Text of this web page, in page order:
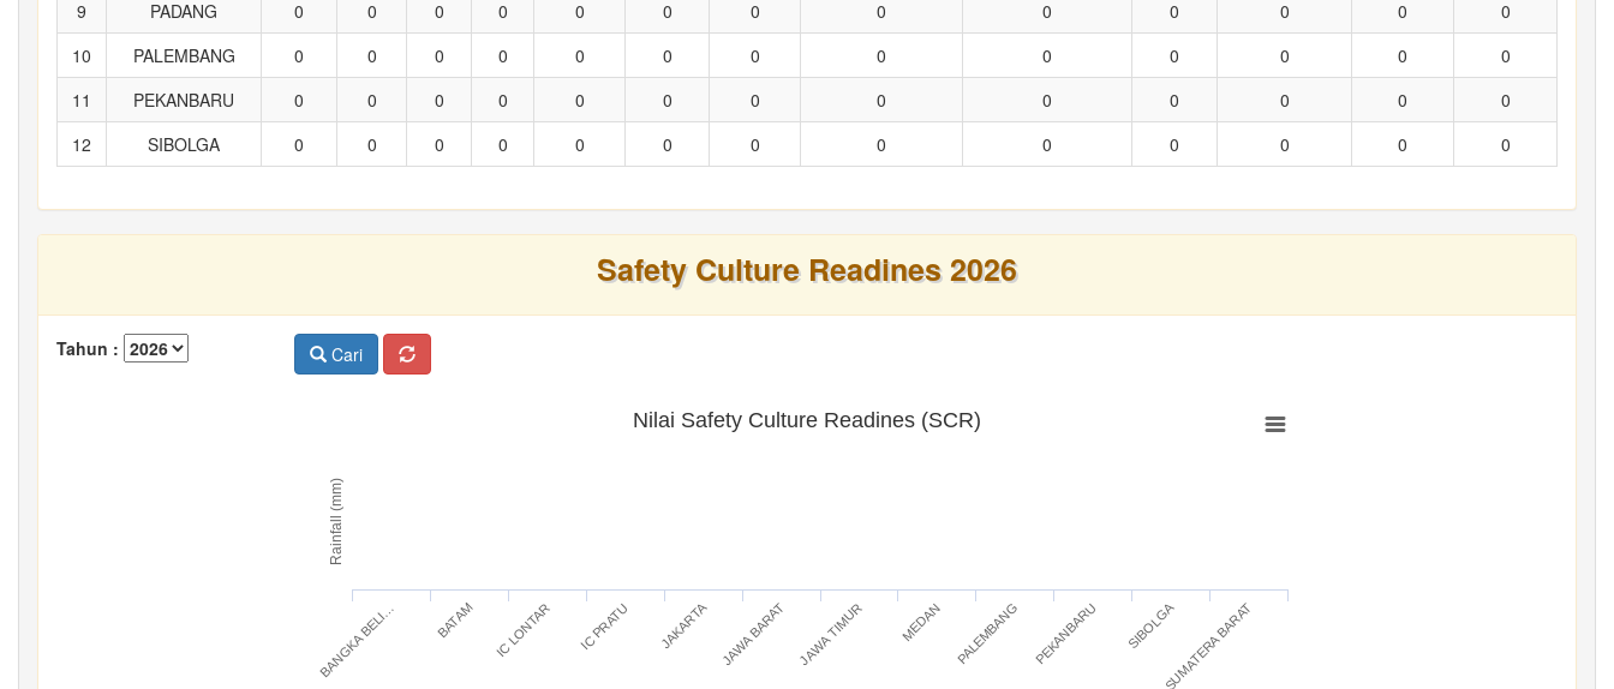
9
PADANG 0 0 0 0 0 0 0 0 0 0 0 0
0
10
PALEMBANG 0 0 0 0 0 0 0 0 0 0 0 0
0
11
PEKANBARU 0 0 0 0 0 0 0 0 0 0 0 0
0
12
SIBOLGA 0 0 0 0 0 0 0 0 0 0 0 0 0
Safety Culture Readines 2026
Tahun : Cari
Rainfall (mm)
Nilai Safety Culture Readines (SCR)
BANGKA BELI… BATAM IC LONTAR IC PRATU JAKARTA JAWA BARAT JAWA TIMUR MEDAN PALEMBANG PEKANBARU SIBOLGASUMATERA BARAT